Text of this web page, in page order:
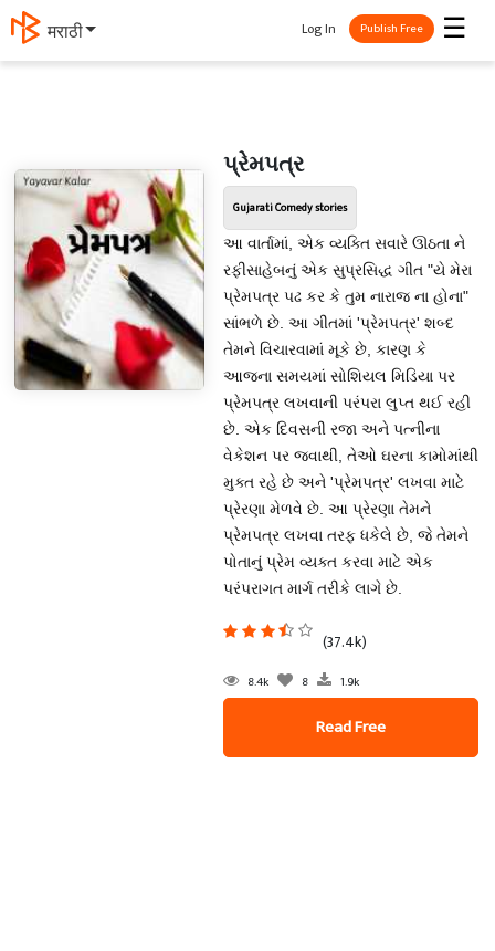
मराठी ☰
Log In Publish Free
પ્રેમપત્ર
Gujarati Comedy stories
આ વાર્તામાં, એક વ્યક્તિ સવારે ઊઠતા ને
રફીસાહેબનું એક સુપ્રસિદ્ધ ગીત "યે મેરા
પ્રેમપત્ર પઢ કર કે તુમ નારાજ ના હોના"
સાંભળે છે. આ ગીતમાં 'પ્રેમપત્ર' શબ્દ
તેમને વિચારવામાં મૂકે છે, કારણ કે
આજના સમયમાં સોશિયલ મિડિયા પર
પ્રેમપત્ર લખવાની પરંપરા લુપ્ત થઈ રહી
છે. એક દિવસની રજા અને પત્નીના
વેકેશન પર જવાથી, તેઓ ઘરના કામોમાંથી
મુક્ત રહે છે અને 'પ્રેમપત્ર' લખવા માટે
પ્રેરણા મેળવે છે. આ પ્રેરણા તેમને
પ્રેમપત્ર લખવા તરફ ધકેલે છે, જે તેમને
પોતાનું પ્રેમ વ્યક્ત કરવા માટે એક
પરંપરાગત માર્ગ તરીકે લાગે છે.
(37.4k)
8.4k 8 1.9k
Read Free